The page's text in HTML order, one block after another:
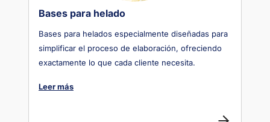
Bases para helado
Bases para helados especialmente diseñadas para
simplificar el proceso de elaboración, ofreciendo
exactamente lo que cada cliente necesita.
Leer más